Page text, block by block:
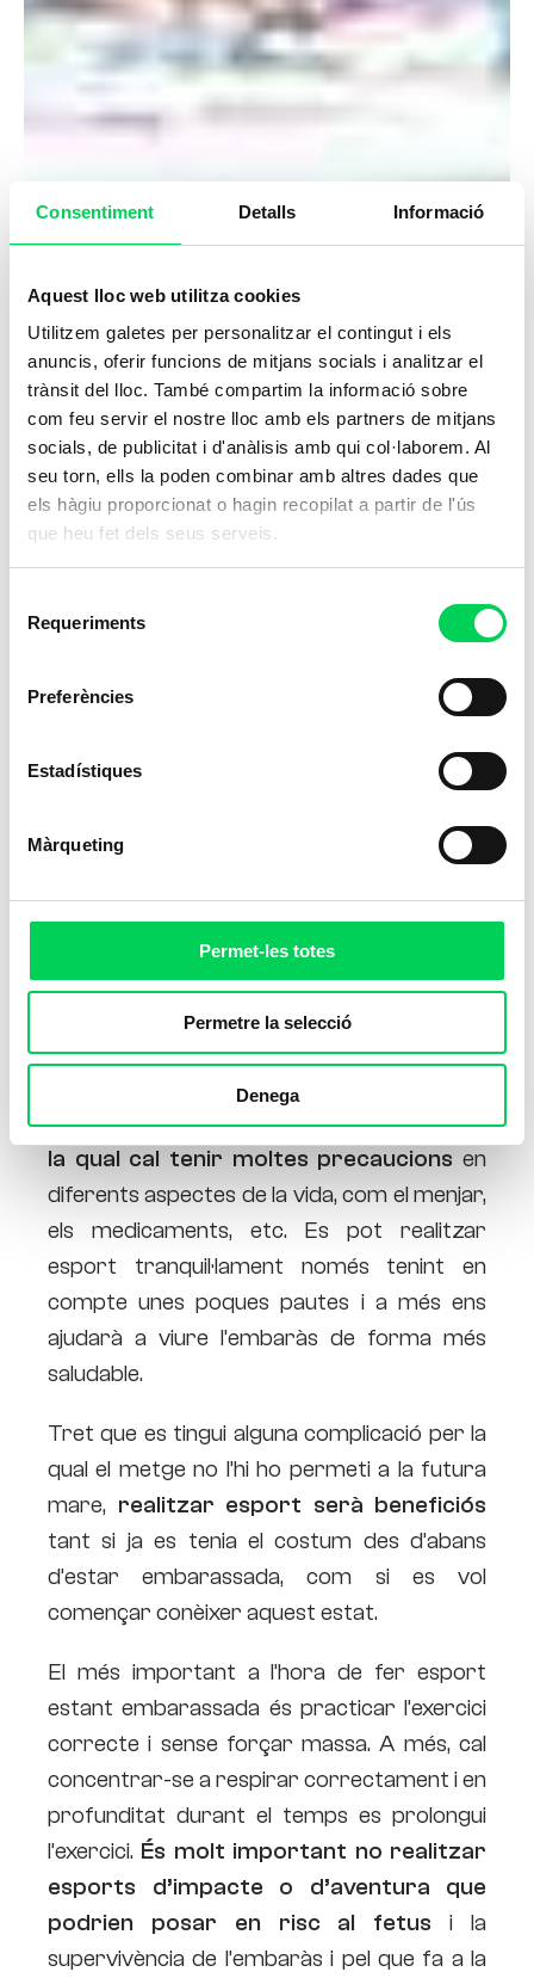
Consentiment Detalls Informació
Aquest lloc web utilitza cookies
Utilitzem galetes per personalitzar el contingut i els
anuncis, oferir funcions de mitjans socials i analitzar el
trànsit del lloc. També compartim la informació sobre
com feu servir el nostre lloc amb els partners de mitjans
socials, de publicitat i d'anàlisis amb qui col·laborem. Al
seu torn, ells la poden combinar amb altres dades que
els hàgiu proporcionat o hagin recopilat a partir de l'ús
que heu fet dels seus serveis.
Requeriments
Preferències
Estadístiques
Màrqueting
Permet-les totes
Permetre la selecció
Denega
Realitzar exercici físic regularment és una
pràctica molt saludable, fins i tot si s’estàs
embarassada, encara queés una etapa en
la qual cal tenir moltes precaucions en
diferents aspectes de la vida, com el menjar,
els medicaments, etc. Es pot realitzar
esport tranquil·lament només tenint en
compte unes poques pautes i a més ens
ajudarà a viure l’embaràs de forma més
saludable.
Tret que es tingui alguna complicació per la
qual el metge no l’hi ho permeti a la futura
mare, realitzar esport serà beneficiós
tant si ja es tenia el costum des d’abans
d’estar embarassada, com si es vol
començar conèixer aquest estat.
El més important a l’hora de fer esport
estant embarassada és practicar l’exercici
correcte i sense forçar massa. A més, cal
concentrar-se a respirar correctament i en
profunditat durant el temps es prolongui
l’exercici. És molt important no realitzar
esports d’impacte o d’aventura que
podrien posar en risc al fetus i la
supervivència de l’embaràs i pel que fa a la